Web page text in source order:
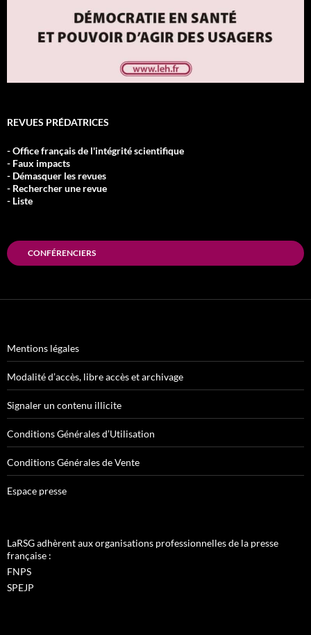
REVUES PRÉDATRICES
- Office français de l'intégrité scientifique
- Faux impacts
- Démasquer les revues
- Rechercher une revue
- Liste
CONFÉRENCIERS
Mentions légales
Modalité d’accès, libre accès et archivage
Signaler un contenu illicite
Conditions Générales d’Utilisation
Conditions Générales de Vente
Espace presse
LaRSG adhèrent aux organisations professionnelles de la presse
française :
FNPS
SPEJP